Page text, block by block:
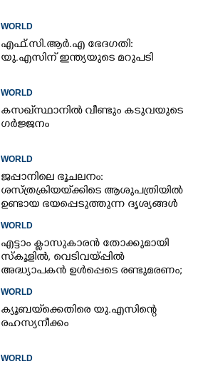
WORLD
എഫ്.സി.ആർ.എ ഭേദഗതി:
യു.എസിന് ഇന്ത്യയുടെ മറുപടി
WORLD
കസഖ്‌സ്ഥാനിൽ വീണ്ടും കടുവയുടെ
ഗർജ്ജനം
WORLD
ജപ്പാനിലെ ഭൂചലനം:
ശസ്ത്രക്രിയ‌യ്‌ക്കി‌ടെ ആശുപത്രിയിൽ
ഉണ്ടായ ഭയപ്പെടുത്തുന്ന ദൃശ്യങ്ങൾ
WORLD
എട്ടാം ക്ളാസുകാരൻ തോക്കുമായി
സ്കൂളിൽ, വെടിവയ്പ്പിൽ
അദ്ധ്യാപകൻ ഉൾപ്പെടെ രണ്ടുമരണം;
WORLD
ക്യൂബയ്‌ക്കെതിരെ യു.എസിന്റെ
രഹസ്യനീക്കം
WORLD